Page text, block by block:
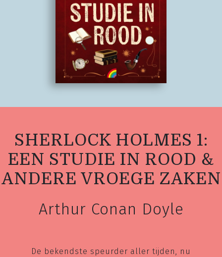
SHERLOCK HOLMES 1:
EEN STUDIE IN ROOD &
ANDERE VROEGE ZAKEN
Arthur Conan Doyle
De bekendste speurder aller tijden, nu